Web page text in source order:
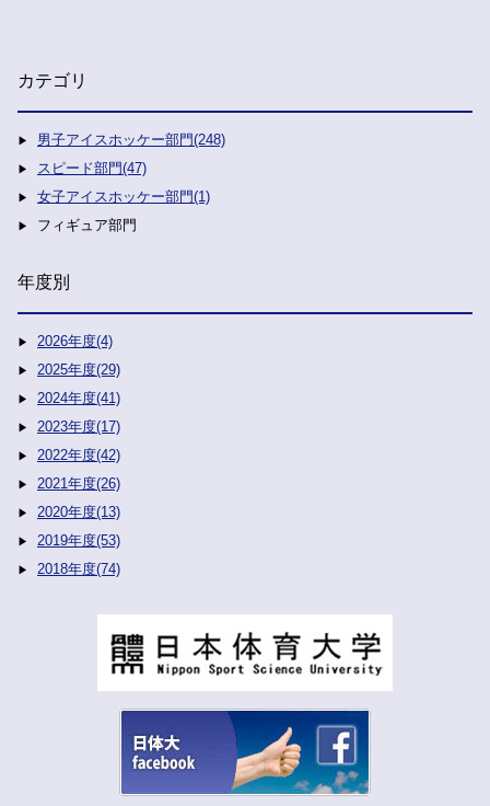
カテゴリ
男子アイスホッケー部門(248)
スピード部門(47)
女子アイスホッケー部門(1)
フィギュア部門
年度別
2026年度(4)
2025年度(29)
2024年度(41)
2023年度(17)
2022年度(42)
2021年度(26)
2020年度(13)
2019年度(53)
2018年度(74)